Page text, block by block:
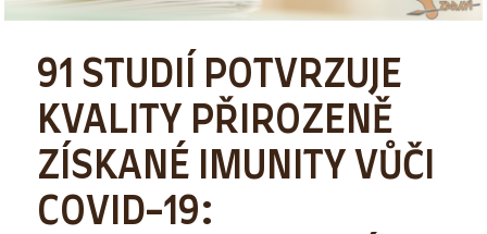
91 STUDIÍ POTVRZUJE
KVALITY PŘIROZENĚ
ZÍSKANÉ IMUNITY VŮČI
COVID-19: